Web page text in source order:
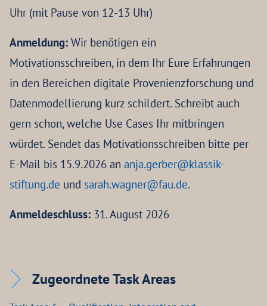
Uhr (mit Pause von 12-13 Uhr)
Anmeldung: Wir benötigen ein
Motivationsschreiben, in dem Ihr Eure Erfahrungen
in den Bereichen digitale Provenienzforschung und
Datenmodellierung kurz schildert. Schreibt auch
gern schon, welche Use Cases Ihr mitbringen
würdet. Sendet das Motivationsschreiben bitte per
E-Mail bis 15.9.2026 an anja.gerber@klassik-
stiftung.de und sarah.wagner@fau.de.
Anmeldeschluss: 31. August 2026
Zugeordnete Task Areas